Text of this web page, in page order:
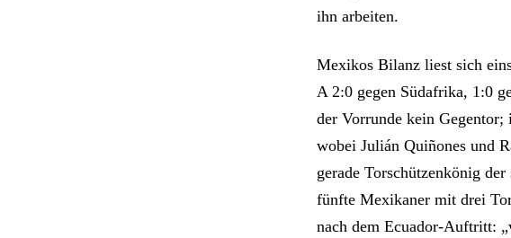
ihn arbeiten.
Mexikos Bilanz liest sich
A 2:0 gegen Südafrika, 1:0
der Vorrunde kein Gegentor;
wobei Julián Quiñones und
gerade Torschützenkönig
fünfte Mexikaner mit drei
nach dem Ecuador-Auftritt: